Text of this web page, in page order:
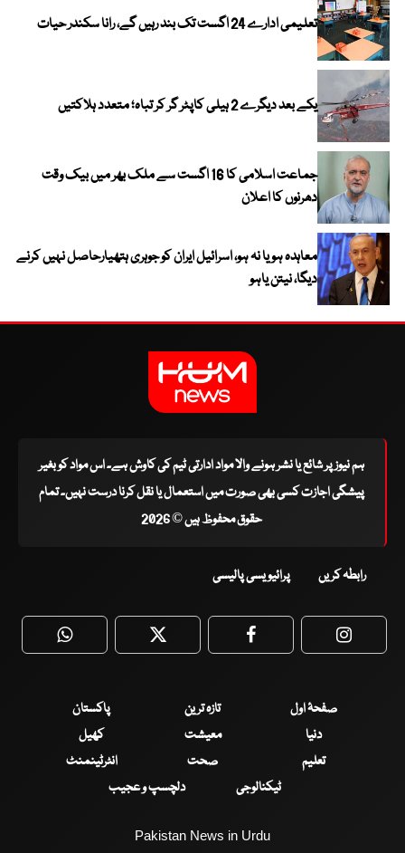
تعلیمی ادارے 24 اگست تک بند رہیں گے، رانا سکندر حیات
یکے بعد دیگرے 2 ہیلی کاپٹر گر کر تباہ؛ متعدد ہلاکتیں
جماعت اسلامی کا 16 اگست سے ملک بھر میں بیک وقت
دھرنوں کا اعلان
معاہدہ ہو یا نہ ہو، اسرائیل ایران کو جوہری ہتھیارحاصل نہیں کرنے
دیگا، نیتن یاہو
ہم نیوز پر شائع یا نشر ہونے والا مواد ادارتی ٹیم کی کاوش ہے۔ اس مواد کو بغیر
پیشگی اجازت کسی بھی صورت میں استعمال یا نقل کرنا درست نہیں۔ تمام
حقوق محفوظ ہیں © 2026
رابطہ کریں پرائیویسی پالیسی
WhatsApp Twitter Facebook
صفحۂ اول تازہ ترین
پاکستان
دنیا
معیشت
کھیل
تعلیم
صحت
انٹرٹینمنٹ
ٹیکنالوجی
دلچسپ و عجیب
Pakistan News in Urdu